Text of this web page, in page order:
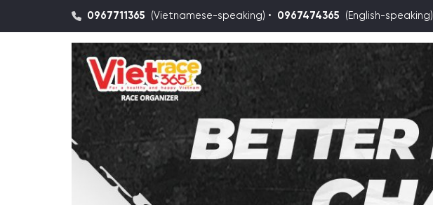
0967711365 (Vietnamese-speaking) • 0967474365 (English-speaking)